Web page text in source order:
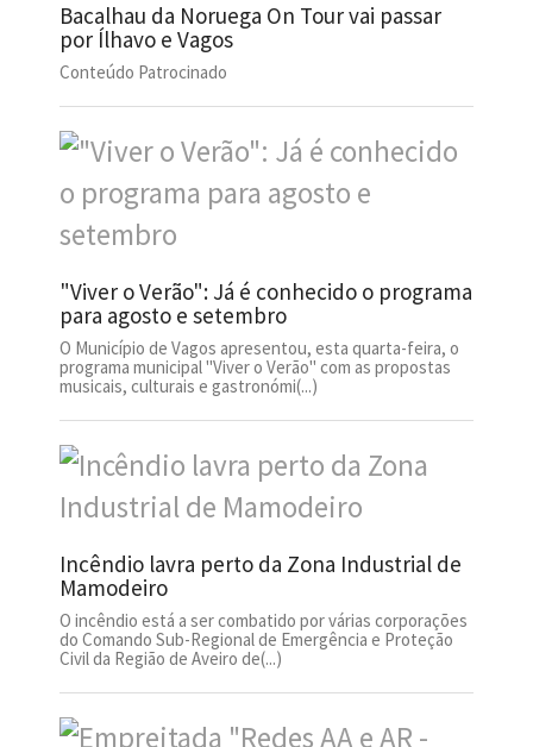
Bacalhau da Noruega On Tour vai passar
por Ílhavo e Vagos
Conteúdo Patrocinado
"Viver o Verão": Já é conhecido o programa
para agosto e setembro
O Município de Vagos apresentou, esta quarta-feira, o
programa municipal "Viver o Verão" com as propostas
musicais, culturais e gastronómi(...)
Incêndio lavra perto da Zona Industrial de
Mamodeiro
O incêndio está a ser combatido por várias corporações
do Comando Sub-Regional de Emergência e Proteção
Civil da Região de Aveiro de(...)